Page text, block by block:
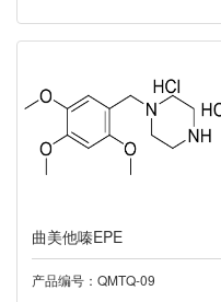
032托伐普坦
033雷西纳德
034莫沙必利
036奥洛他定
曲美他嗪EPE
产品编号：QMTQ-09